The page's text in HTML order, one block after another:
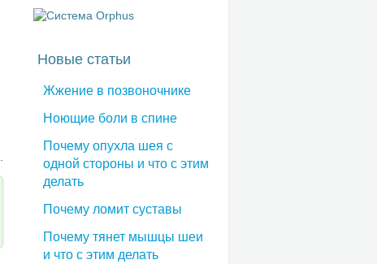
Новые статьи
Жжение в позвоночнике
Ноющие боли в спине
Почему опухла шея с
одной стороны и что с этим
делать
Почему ломит суставы
Почему тянет мышцы шеи
и что с этим делать